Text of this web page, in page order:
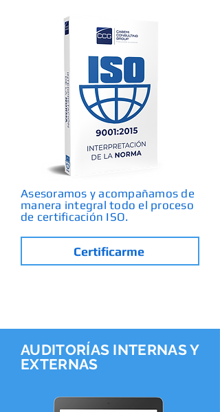
Asesoramos y acompañamos de
manera integral todo el proceso
de certificación ISO.
Certificarme
AUDITORÍAS INTERNAS Y
EXTERNAS